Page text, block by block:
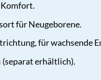
für Neugeborene.
für wachsende
(separat erhältlich).